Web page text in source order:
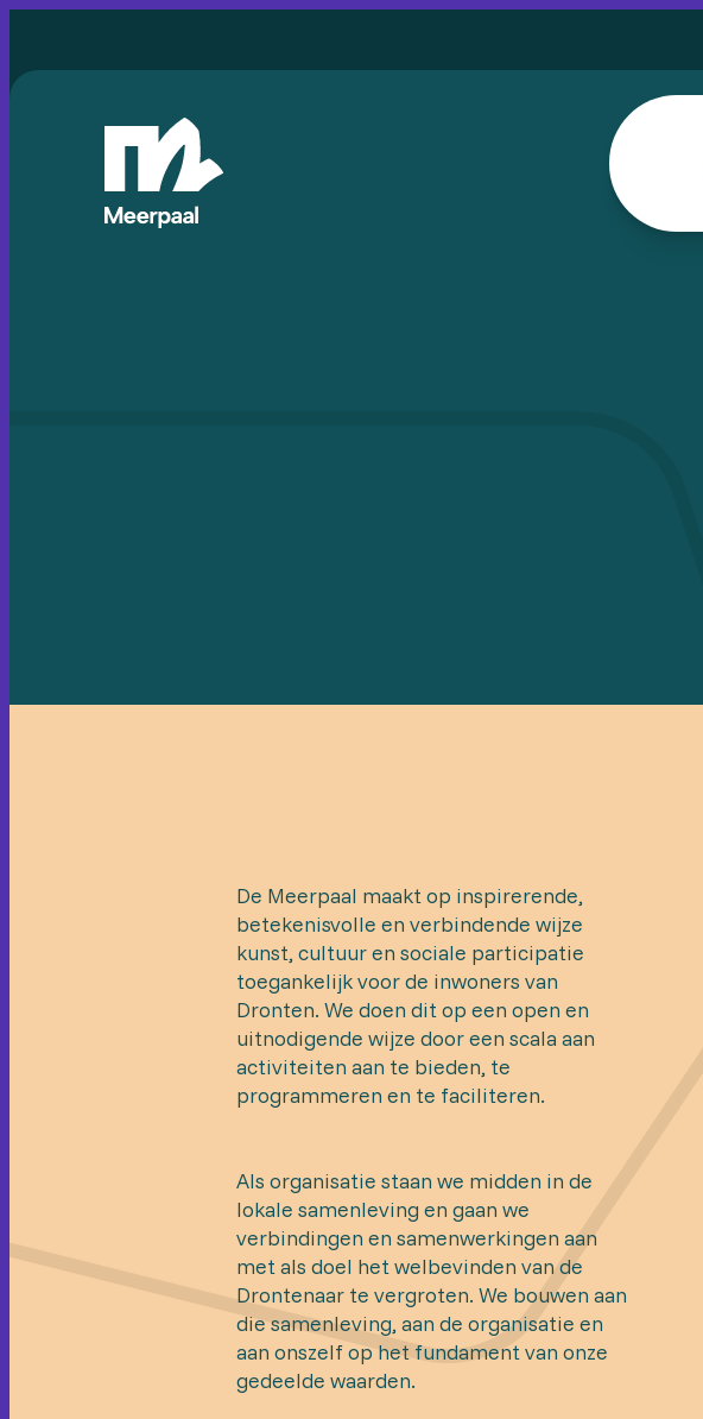
De Meerpaal maakt op inspirerende,
betekenisvolle en verbindende wijze
kunst, cultuur en sociale participatie
toegankelijk voor de inwoners van
Dronten. We doen dit op een open en
uitnodigende wijze door een scala aan
activiteiten aan te bieden, te
programmeren en te faciliteren.
Als organisatie staan we midden in de
lokale samenleving en gaan we
verbindingen en samenwerkingen aan
met als doel het welbevinden van de
Drontenaar te vergroten. We bouwen aan
die samenleving, aan de organisatie en
aan onszelf op het fundament van onze
gedeelde waarden.